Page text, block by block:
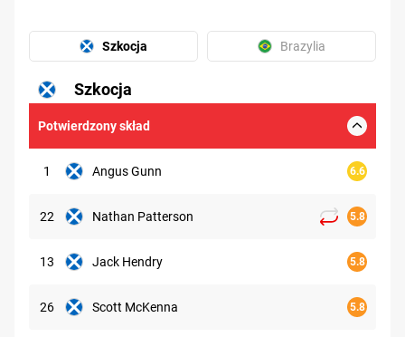
Szkocja Brazylia
Szkocja
Potwierdzony skład
1 Angus Gunn 6.6
22 Nathan Patterson 5.8
13 Jack Hendry 5.8
26 Scott McKenna 5.8